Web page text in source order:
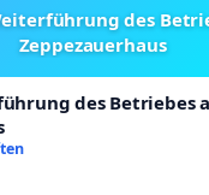
des
Zeppezauerhaus
des Betriebes